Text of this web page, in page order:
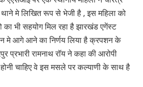
मे लिखित रूप से भेजी है , इस महिला को
का भी सहयोग मिल रहा है झारखंड एगेंस्ट
मे आगे आने का निर्णय लिया है क्रपशन के
रामनाथ रॉय ने कहा की आरोपी
चाहिए वे इस मसले पर कल्याणी के साथ है